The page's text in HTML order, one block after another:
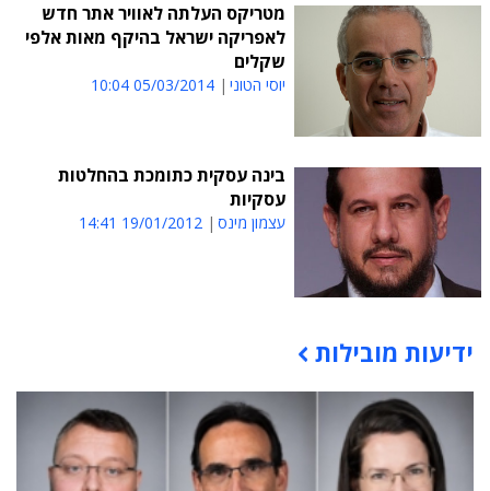
מטריקס העלתה לאוויר אתר חדש
לאפריקה ישראל בהיקף מאות אלפי
שקלים
יוסי הטוני 05/03/2014 10:04
בינה עסקית כתומכת בהחלטות
עסקיות
עצמון מינס 19/01/2012 14:41
תוכן פרסומי
ידיעות מובילות